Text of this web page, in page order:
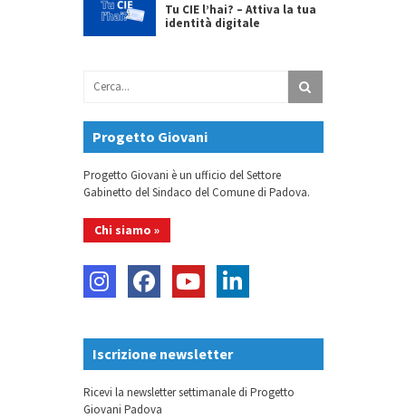
Tu CIE l’hai? – Attiva la tua
identità digitale
Progetto Giovani
Progetto Giovani è un ufficio del Settore
Gabinetto del Sindaco del Comune di Padova.
Chi siamo »
Iscrizione newsletter
Ricevi la newsletter settimanale di Progetto
Giovani Padova